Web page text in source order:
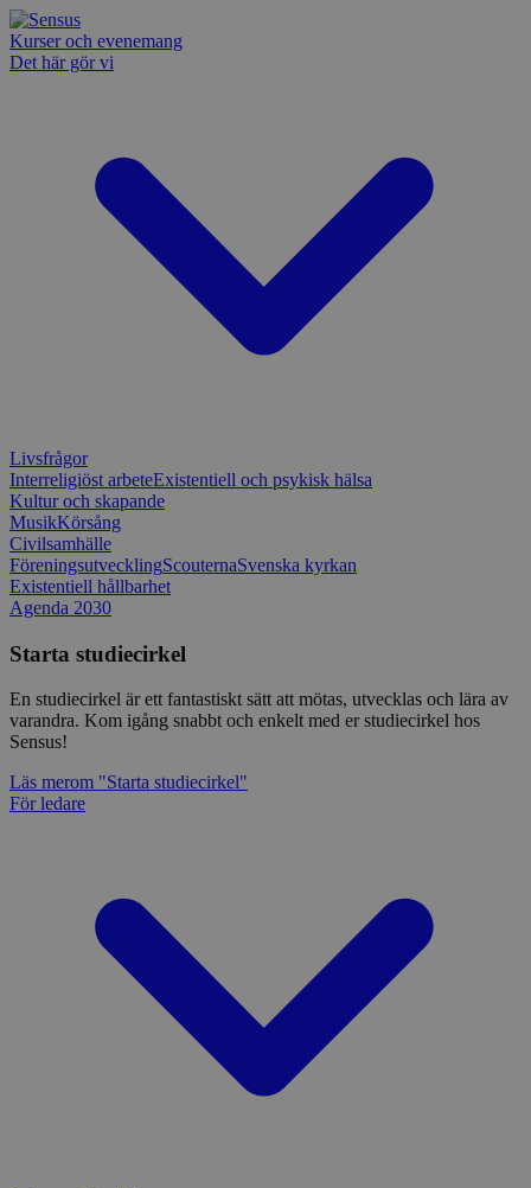
Kurser och evenemang
Det här gör vi
Livsfrågor
Interreligiöst arbeteExistentiell och psykisk hälsa
Kultur och skapande
MusikKörsång
Civilsamhälle
FöreningsutvecklingScouternaSvenska kyrkan
Existentiell hållbarhet
Agenda 2030
Starta studiecirkel
En studiecirkel är ett fantastiskt sätt att mötas, utvecklas och lära av
varandra. Kom igång snabbt och enkelt med er studiecirkel hos
Sensus!
Läs merom "Starta studiecirkel"
För ledare